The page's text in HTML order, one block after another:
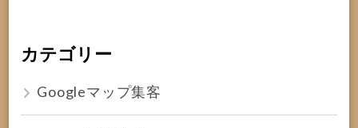
カテゴリー
Googleマップ集客